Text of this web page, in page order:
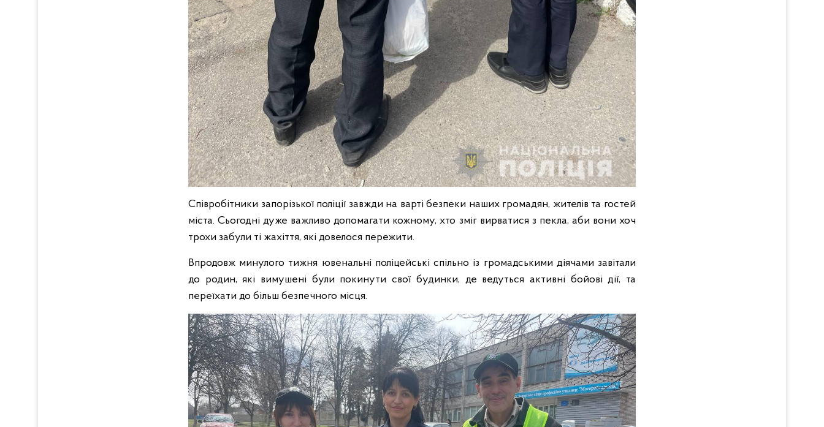
Співробітники запорізької поліції завжди на варті безпеки наших громадян, жителів та гостей
міста. Сьогодні дуже важливо допомагати кожному, хто зміг вирватися з пекла, аби вони хоч
трохи забули ті жахіття, які довелося пережити.
Впродовж минулого тижня ювенальні поліцейські спільно із громадськими діячами завітали
до родин, які вимушені були покинути свої будинки, де ведуться активні бойові дії, та
переїхати до більш безпечного місця.